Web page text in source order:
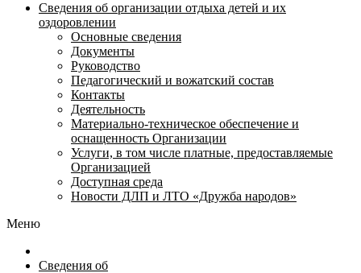
Сведения об организации отдыха детей и их
оздоровлении
Основные сведения
Документы
Руководство
Педагогический и вожатский состав
Контакты
Деятельность
Материально-техническое обеспечение и
оснащенность Организации
Услуги, в том числе платные, предоставляемые
Организацией
Доступная среда
Новости ДЛП и ЛТО «Дружба народов»
Меню
Сведения об